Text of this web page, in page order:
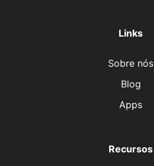
Links
Sobre nós
Blog
Apps
Recursos